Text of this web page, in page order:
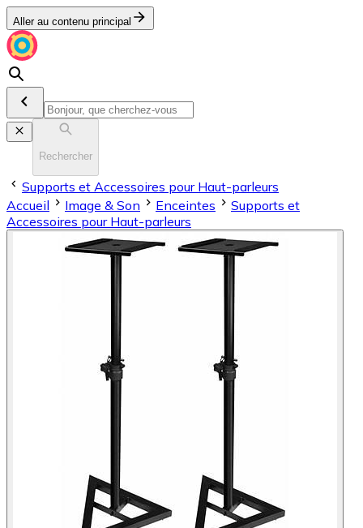
Aller au contenu principal
Rechercher
Supports et Accessoires pour Haut-parleurs
Accueil
Image & Son Enceintes
Supports et
Accessoires pour Haut-parleurs